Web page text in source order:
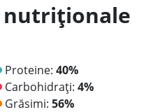
Proteine: 40%
Carbohidrați: 4%
Grăsimi: 56%